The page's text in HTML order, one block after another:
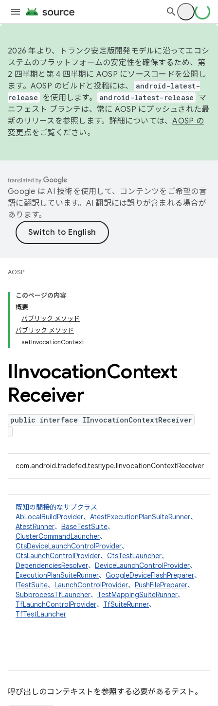
2026 年より、トランク安定版開発モデルに沿ってエコシ
ステムのプラットフォームの安定性を確保するため、第
2 四半期と第 4 四半期に AOSP にソースコードを公開し
ます。AOSP のビルドと投稿には、
android-latest-
release
を使用します。 android-latest-release
マ
ニフェスト ブランチは、常に AOSP にプッシュされた最
新のリリースを参照します。詳細については、AOSP の
変更点をご覧ください。
Google は AI 技術を使用して、コンテンツをご希望の言
語に翻訳しています。AI 翻訳には誤りが含まれる場合が
あります。
AOSP
このページの内容
概要
パブリック メソッド
パブリック メソッド
setInvocationContext
IInvocationContext
Receiver
public interface IInvocationContextReceiver
com.android.tradefed.testtype.IInvocationContextReceiver
既知の間接的なサブクラス
AbLocalBuildProvider、 AtestExecutionPlanSuiteRunner、
AtestRunner、 BaseTestSuite、
ClusterCommandLauncher、
CtsDeviceLaunchControlProvider、
CtsLaunchControlProvider、 CtsTestLauncher、
DependenciesResolver、 DeviceLaunchControlProvider、
ExecutionPlanSuiteRunner、 GoogleDeviceFlashPreparer、
ITestSuite、 LaunchControlProvider、 PushFilePreparer、
SubprocessTfLauncher、 TestMappingSuiteRunner、
TfLaunchControlProvider、 TfSuiteRunner、
TfTestLauncher
呼び出しのコンテキストを参照する必要があるテスト。